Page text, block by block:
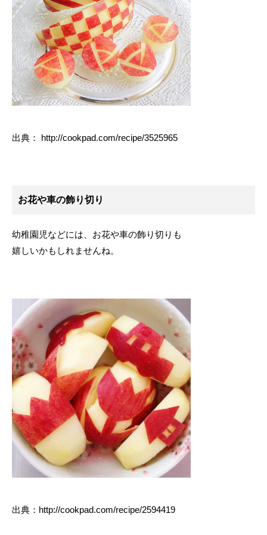
出典： http://cookpad.com/recipe/3525965
お花や車の飾り切り
幼稚園児などには、お花や車の飾り切りも
嬉しいかもしれませんね。
出典：http://cookpad.com/recipe/2594419